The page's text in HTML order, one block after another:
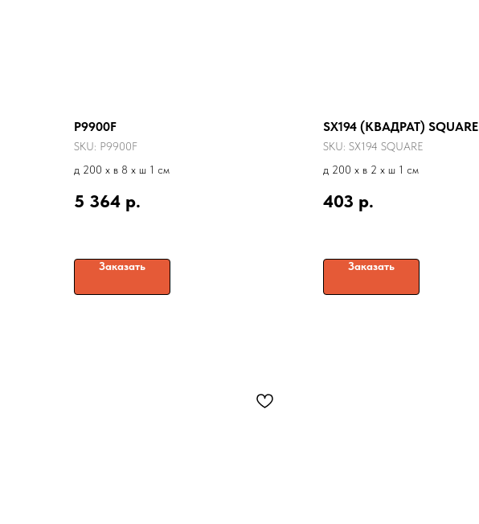
P9900F
SKU: P9900F
д 200 x в 8 x ш 1 см
5 364 р.
Заказать
SX194 (КВАДРАТ) SQUARE
SKU: SX194 SQUARE
д 200 x в 2 x ш 1 см
403 р.
Заказать